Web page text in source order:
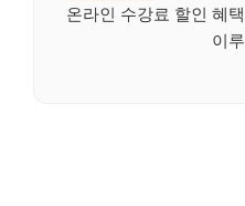
온라인 수강료 할인 혜
이